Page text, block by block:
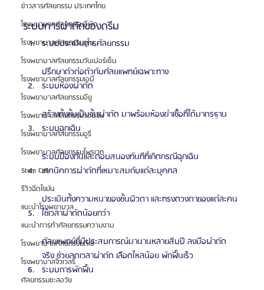
ข่าวสารศัลยกรรม ประเทศไทย
โรงพยาบาลศัลยกรรมอีพิก
โรงพยาบาลศัลยกรรมยูโน
โรงพยาบาลศัลยกรรมวันเปอร์เซ็น
โรงพยาบาลศัลยกรรมเอบี
โรงพยาบาลศัลยกรรมอียู
โรงพยาบาลศัลยกรรมวอนจิน
โรงพยาบาลศัลยกรรมอูรี
โรงพยาบาลศัลยกรรมไพรเวท
Stem Cell
รีวิวฉีดไขมัน
แนะนำโรงพยาบาล
แนะนำการทำศัลยกรรมความงาม
โรงพยาบาลศัลยกรรมดีเซ่
โรงพยาบาลจิวเวลรี่
ศัลยกรรมชะลอวัย
ระบบการผ่าตัดของดรีม
ระบบประเมินการศัลยกรรม
ปรึกษาตัวต่อตัวกับศัลยแพทย์เฉพาะทาง
ระบบห้องผ่าตัด
สร้างทั้งชั้นเป็นชั้นผ่าตัด มาพร้อมห้องฆ่าเชื้อที่ได้มาตรฐาน
ระบบฉุกเฉิน
ระบบป้องกันและตอบสนองทันทีที่เกิดกรณีฉุกเฉิน
เทคนิคการผ่าตัดที่เหมาะสมกับแต่ละบุคคล
ประเมินทั้งความหนาของชั้นผิวตา และทรงดวงตาของแต่ละคน
ใช้เวลาผ่าตัดน้อยกว่า
ศัลยแพทย์ที่มีประสบการณ์มานานหลายสิบปี ลงมือผ่าตัด
จริง ช่วยลดเวลาผ่าตัด เลือดไหลน้อย พักฟื้นเร็ว
ระบบการพักฟื้น